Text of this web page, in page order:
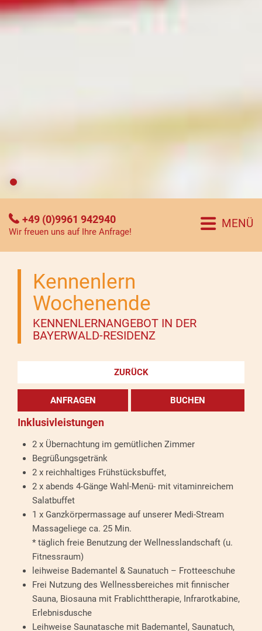
+49 (0)9961 942940
Wir freuen uns auf Ihre Anfrage!
MENÜ
Kennenlern
Wochenende
KENNENLERNANGEBOT IN DER
BAYERWALD-RESIDENZ
ZURÜCK
ANFRAGEN BUCHEN
Inklusivleistungen
2 x Übernachtung im gemütlichen Zimmer
Begrüßungsgetränk
2 x reichhaltiges Frühstücksbuffet,
2 x abends 4-Gänge Wahl-Menü- mit vitaminreichem
Salatbuffet
1 x Ganzkörpermassage auf unserer Medi-Stream
Massageliege ca. 25 Min.
* täglich freie Benutzung der Wellnesslandschaft (u.
Fitnessraum)
leihweise Bademantel & Saunatuch – Frotteeschuhe
Frei Nutzung des Wellnessbereiches mit finnischer
Sauna, Biosauna mit Frablichttherapie, Infrarotkabine,
Erlebnisdusche
Leihweise Saunatasche mit Bademantel, Saunatuch,